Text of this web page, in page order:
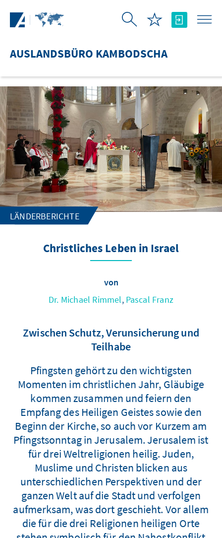
AUSLANDSBÜRO KAMBODSCHA
LÄNDERBERICHTE
Christliches Leben in Israel
von
Dr. Michael Rimmel, Pascal Franz
Zwischen Schutz, Verunsicherung und
Teilhabe
Pfingsten gehört zu den wichtigsten
Momenten im christlichen Jahr, Gläubige
kommen zusammen und feiern den
Empfang des Heiligen Geistes sowie den
Beginn der Kirche, so auch vor Kurzem am
Pfingstsonntag in Jerusalem. Jerusalem ist
für drei Weltreligionen heilig. Juden,
Muslime und Christen blicken aus
unterschiedlichen Perspektiven und der
ganzen Welt auf die Stadt und verfolgen
aufmerksam, was dort geschieht. Vor allem
die für die drei Religionen heiligen Orte